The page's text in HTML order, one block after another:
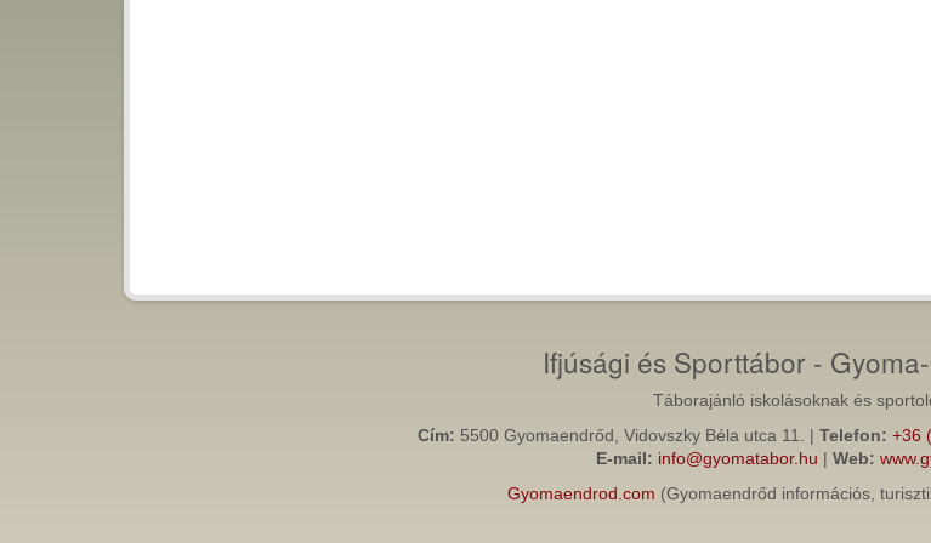
Ifjúsági és Sporttábor -
Táborajánló iskolásoknak és
Cím: 5500 Gyomaendrőd, Vidovszky Béla utca 11. | Telefon: +36
E-mail: info@gyomatabor.hu Web:
Gyomaendrod.com (Gyomaendrőd információs,